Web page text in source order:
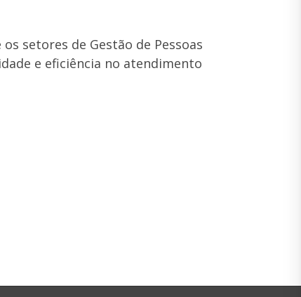
setores de Gestão de Pessoas
e eficiência no atendimento